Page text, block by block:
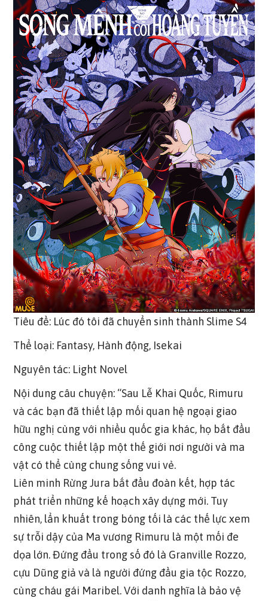
Tiêu đề: Lúc đó tôi đã chuyển sinh thành Slime S4
Thể loại: Fantasy, Hành động, Isekai
Nguyên tác: Light Novel
Nội dung câu chuyện: “Sau Lễ Khai Quốc, Rimuru
và các bạn đã thiết lập mối quan hệ ngoại giao
hữu nghị cùng với nhiều quốc gia khác, họ bắt đầu
công cuộc thiết lập một thế giới nơi người và ma
vật có thể cùng chung sống vui vẻ.
Liên minh Rừng Jura bắt đầu đoàn kết, hợp tác
phát triển những kế hoạch xây dựng mới. Tuy
nhiên, lẩn khuất trong bóng tối là các thế lực xem
sự trỗi dậy của Ma vương Rimuru là một mối đe
dọa lớn. Đứng đầu trong số đó là Granville Rozzo,
cựu Dũng giả và là người đứng đầu gia tộc Rozzo,
cùng cháu gái Maribel. Với danh nghĩa là bảo vệ